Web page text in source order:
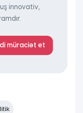
innovativ,
müraciət et